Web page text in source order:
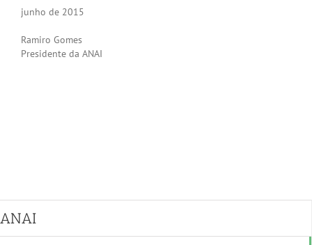
junho de 2015
Ramiro Gomes
Presidente da ANAI
ANAI